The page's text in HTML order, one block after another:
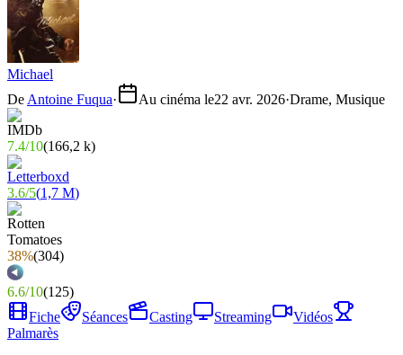
Michael
De Antoine Fuqua· Au cinéma le22 avr. 2026·Drame, Musique
7.4/10(166,2 k)
3.6/5(1,7 M)
38%(304)
6.6/10(125)
Fiche
Séances Casting Streaming
Vidéos
Palmarès